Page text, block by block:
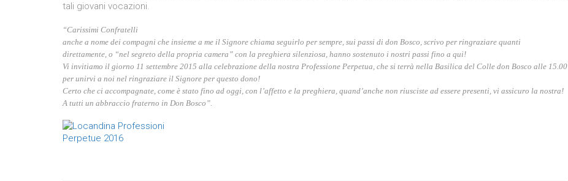
tali giovani vocazioni.
“Carissimi Confratelli
anche a nome dei compagni che insieme a me il Signore chiama seguirlo per sempre, sui passi di don Bosco, scrivo per ringraziare quanti
direttamente, o “nel segreto della propria camera” con la preghiera silenziosa, hanno sostenuto i nostri passi fino a qui!
Vi invitiamo il giorno 11 settembre 2015 alla celebrazione della nostra Professione Perpetua, che si terrà nella Basilica del Colle don Bosco alle 15.00
per unirvi a noi nel ringraziare il Signore per questo dono!
Certo che ci accompagnate, come è stato fino ad oggi, con l’affetto e la preghiera, quand’anche non riusciste ad essere presenti, vi assicuro la nostra!
A tutti un abbraccio fraterno in Don Bosco”.